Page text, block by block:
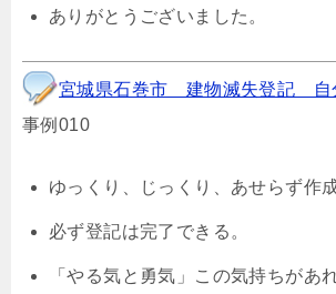
ありがとうございました。
宮城県石巻市 建物滅失登記 自
事例010
ゆっくり、じっくり、あせらず作
必ず登記は完了できる。
「やる気と勇気」この気持ちがあ